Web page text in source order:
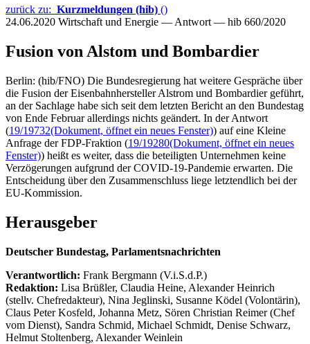
zurück zu: Kurzmeldungen (hib) ()
24.06.2020 Wirtschaft und Energie — Antwort — hib 660/2020
Fusion von Alstom und Bombardier
Berlin: (hib/FNO) Die Bundesregierung hat weitere Gespräche über
die Fusion der Eisenbahnhersteller Alstrom und Bombardier geführt,
an der Sachlage habe sich seit dem letzten Bericht an den Bundestag
von Ende Februar allerdings nichts geändert. In der Antwort
(19/19732(Dokument, öffnet ein neues Fenster)) auf eine Kleine
Anfrage der FDP-Fraktion (19/19280(Dokument, öffnet ein neues
Fenster)) heißt es weiter, dass die beteiligten Unternehmen keine
Verzögerungen aufgrund der COVID-19-Pandemie erwarten. Die
Entscheidung über den Zusammenschluss liege letztendlich bei der
EU-Kommission.
Herausgeber
Deutscher Bundestag, Parlamentsnachrichten
Verantwortlich: Frank Bergmann (V.i.S.d.P.)
Redaktion: Lisa Brüßler, Claudia Heine, Alexander Heinrich
(stellv. Chefredakteur), Nina Jeglinski, Susanne Ködel (Volontärin),
Claus Peter Kosfeld, Johanna Metz, Sören Christian Reimer (Chef
vom Dienst), Sandra Schmid, Michael Schmidt, Denise Schwarz,
Helmut Stoltenberg, Alexander Weinlein